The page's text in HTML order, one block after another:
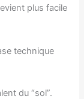
plus facile
technique
du “sol”.